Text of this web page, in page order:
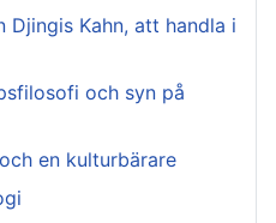
Kahn, att handla i
och syn på
en kulturbärare